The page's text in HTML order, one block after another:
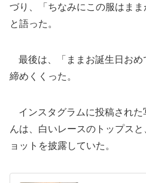
づり、「ちなみにこの服はまま
と語った。
最後は、「ままお誕生日おめ
締めくくった。
インスタグラムに投稿された
んは、白いレースのトップス
ョットを披露していた。